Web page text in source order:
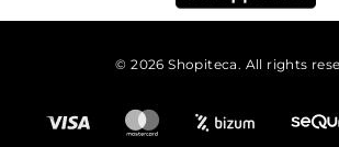
© 2026 Shopiteca. All rights